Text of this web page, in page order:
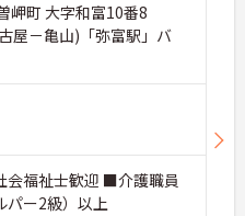
岬町 大字和富10番8
屋－亀山)「弥富駅」バ
福祉士歓迎 ■介護職員
パー2級）以上